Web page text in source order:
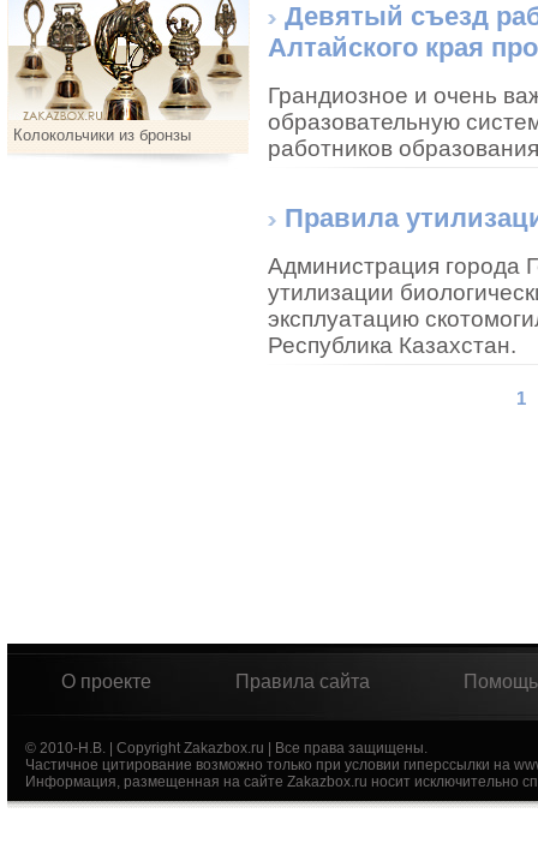
Колокольчики из бронзы
Девятый съезд
Алтайского края
Грандиозное и очень
образовательную
работников
Правила
Администрация города
утилизации
эксплуатацию
Республика Казахстан.
1
О проекте Правила сайта Помощь
© 2010-Н.В. | Copyright Zakazbox.ru | Все права защищены.
Частичное цитирование возможно только при условии гиперссылки на
Информация, размещенная на сайте Zakazbox.ru носит исключительно